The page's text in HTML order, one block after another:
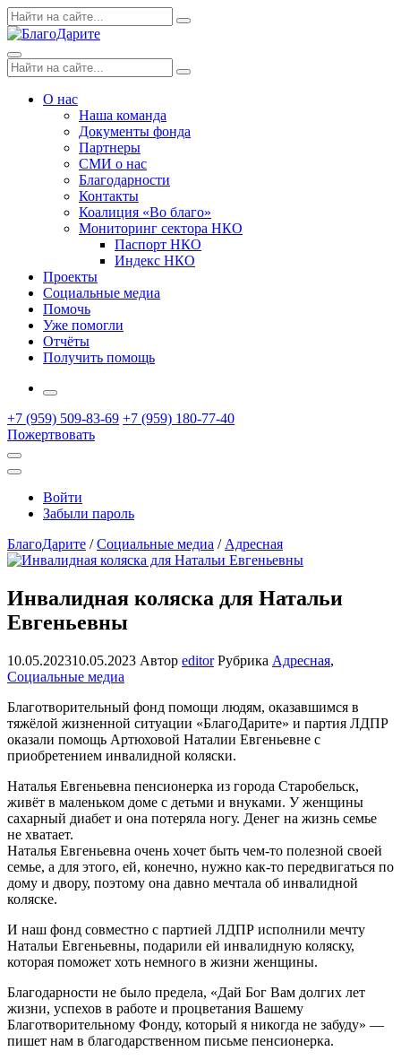
Skip
to
Поиск
по:
Search
Menu
Поиск
по:
Search
О нас
Наша команда
Документы фонда
Партнеры
СМИ о нас
Благодарности
Контакты
Коалиция «Во благо»
Мониторинг сектора НКО
Паспорт НКО
Индекс НКО
Проекты
Социальные медиа
Помочь
Уже помогли
Отчёты
Получить помощь
More
+7 (959) 509-83-69 +7 (959) 180-77-40
Пожертвовать
Открыть
поиск
Профиль
Войти
Забыли пароль
БлагоДарите /Социальные медиа / Адресная
Инвалидная коляска для Натальи
Евгеньевны
10.05.202310.05.2023 Автор editor Рубрика Адресная,
Социальные медиа
Благотворительный фонд помощи людям, оказавшимся в
тяжёлой жизненной ситуации «БлагоДарите» и партия ЛДПР
оказали помощь Артюховой Наталии Евгеньевне с
приобретением инвалидной коляски.
Наталья Евгеньевна пенсионерка из города Старобельск,
живёт в маленьком доме с детьми и внуками. У женщины
сахарный диабет и она потеряла ногу. Денег на жизнь семье
не хватает.
Наталья Евгеньевна очень хочет быть чем-то полезной своей
семье, а для этого, ей, конечно, нужно как-то передвигаться по
дому и двору, поэтому она давно мечтала об инвалидной
коляске.
И наш фонд совместно с партией ЛДПР исполнили мечту
Натальи Евгеньевны, подарили ей инвалидную коляску,
которая поможет хоть немного в жизни женщины.
Благодарности не было предела, «Дай Бог Вам долгих лет
жизни, успехов в работе и процветания Вашему
Благотворительному Фонду, который я никогда не забуду» —
пишет нам в благодарственном письме пенсионерка.